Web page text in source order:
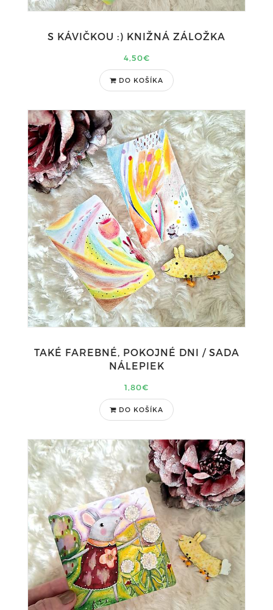
S KÁVIČKOU :) KNIŽNÁ ZÁLOŽKA
4,50€
DO KOŠÍKA
TAKÉ FAREBNÉ, POKOJNÉ DNI / SADA
NÁLEPIEK
1,80€
DO KOŠÍKA